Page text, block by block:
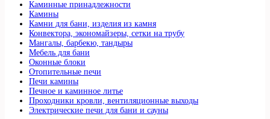
Каминные принадлежности
Камины
Камни для бани, изделия из камня
Конвектора, экономайзеры, сетки на трубу
Мангалы, барбекю, тандыры
Мебель для бани
Оконные блоки
Отопительные печи
Печи камины
Печное и каминное литье
Проходники кровли, вeнтиляционные выходы
Электрические печи для бани и сауны